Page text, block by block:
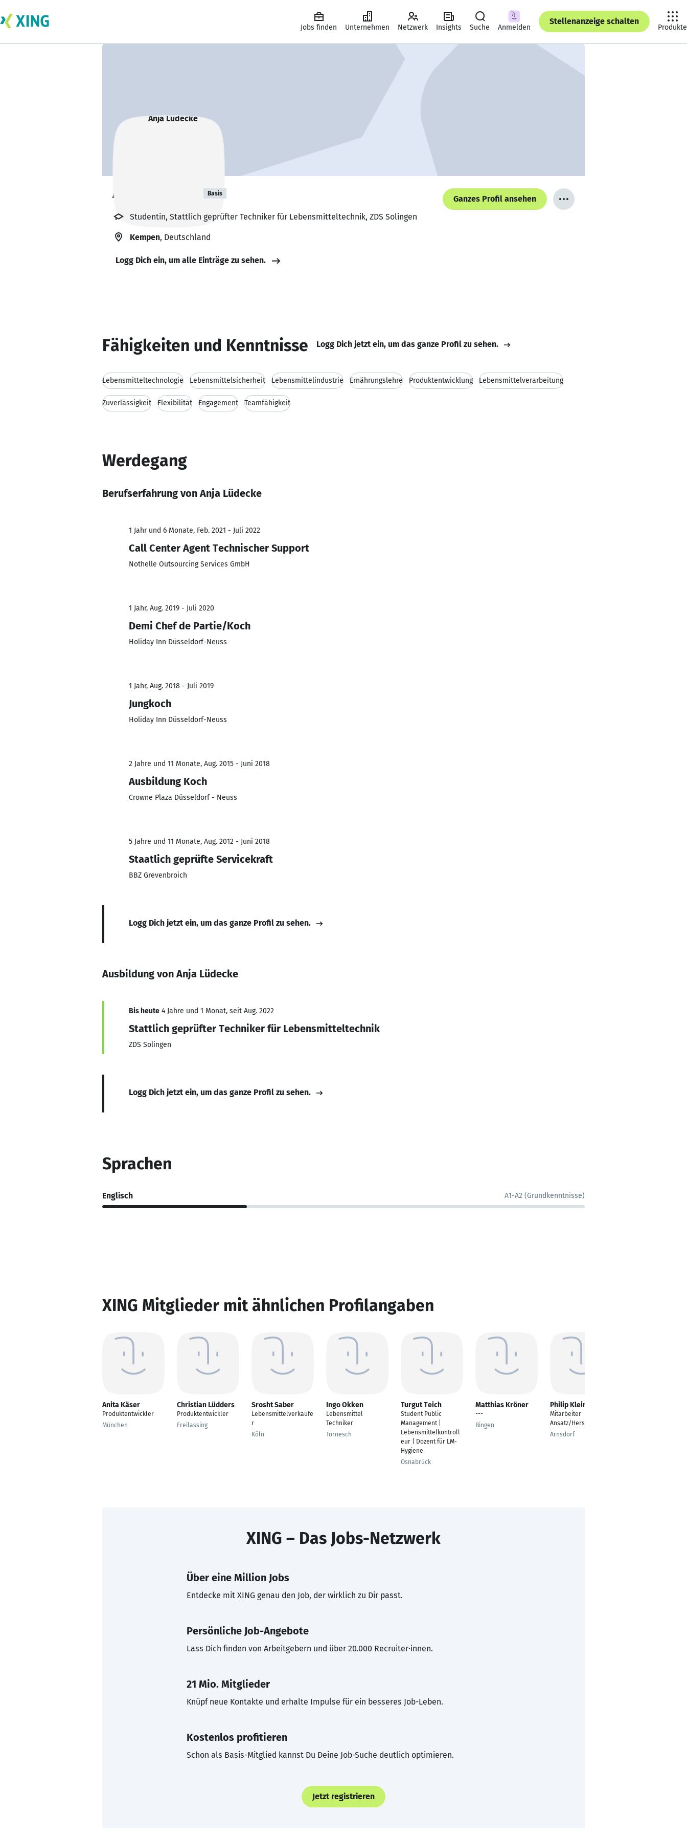
Jobs finden Unternehmen Netzwerk Insights Suche Anmelden
Stellenanzeige schalten
Produkte
Anja Lüdecke Basis
Ganzes Profil ansehen
Studentin, Stattlich geprüfter Techniker für Lebensmitteltechnik, ZDS Solingen
Kempen, Deutschland
Logg Dich ein, um alle Einträge zu sehen.
Fähigkeiten und Kenntnisse Logg Dich jetzt ein, um das ganze Profil zu sehen.
Lebensmitteltechnologie Lebensmittelsicherheit Lebensmittelindustrie Ernährungslehre Produktentwicklung Lebensmittelverarbeitung
Zuverlässigkeit Flexibilität Engagement Teamfähigkeit
Werdegang
Berufserfahrung von Anja Lüdecke
1 Jahr und 6 Monate, Feb. 2021 - Juli 2022
Call Center Agent Technischer Support
Nothelle Outsourcing Services GmbH
1 Jahr, Aug. 2019 - Juli 2020
Demi Chef de Partie/Koch
Holiday Inn Düsseldorf-Neuss
1 Jahr, Aug. 2018 - Juli 2019
Jungkoch
Holiday Inn Düsseldorf-Neuss
2 Jahre und 11 Monate, Aug. 2015 - Juni 2018
Ausbildung Koch
Crowne Plaza Düsseldorf - Neuss
5 Jahre und 11 Monate, Aug. 2012 - Juni 2018
Staatlich geprüfte Servicekraft
BBZ Grevenbroich
Logg Dich jetzt ein, um das ganze Profil zu sehen.
Ausbildung von Anja Lüdecke
Bis heute 4 Jahre und 1 Monat, seit Aug. 2022
Stattlich geprüfter Techniker für Lebensmitteltechnik
ZDS Solingen
Logg Dich jetzt ein, um das ganze Profil zu sehen.
Sprachen
Englisch A1-A2 (Grundkenntnisse)
XING Mitglieder mit ähnlichen Profilangaben
Anita Käser
Produktentwickler
München
Christian Lüdders
Produktentwickler
Freilassing
Srosht Saber
Lebensmittelverkäufe
r
Köln
Ingo Okken
Lebensmittel
Techniker
Tornesch
Turgut Teich
Student Public
Management |
Lebensmittelkontroll
eur | Dozent für LM-
Hygiene
Osnabrück
Matthias Kröner
---
Bingen
Philip Klein
Mitarbeiter
Ansatz/Herstellung
Arnsdorf
XING – Das Jobs-Netzwerk
Über eine Million Jobs
Entdecke mit XING genau den Job, der wirklich zu Dir passt.
Persönliche Job-Angebote
Lass Dich finden von Arbeitgebern und über 20.000 Recruiter·innen.
21 Mio. Mitglieder
Knüpf neue Kontakte und erhalte Impulse für ein besseres Job-Leben.
Kostenlos profitieren
Schon als Basis-Mitglied kannst Du Deine Job-Suche deutlich optimieren.
Jetzt registrieren